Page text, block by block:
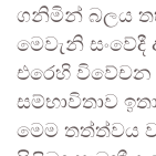
ගනිමින් බලය
මෙවැනි
එරෙහි විවේචන
සම්භාවිතාව
මෙම තත්ත්වය